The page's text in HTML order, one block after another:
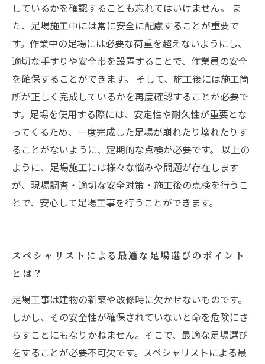
しているかを確認することも忘れてはいけません。 ま
た、足場施工中には常に安全に配慮することが重要で
す。作業中の足場には必要な荷重を超えないようにし、
適切な手すりや安全帯を設置することで、作業員の安全
を確保することができます。 そして、施工後には施工箇
所が正しく完成しているかを再度確認することが必要で
す。足場を使用する際には、安定性や耐久性が重要とな
ってくるため、一度完成した足場が崩れたり壊れたりす
ることがないように、定期的な点検が必要です。 以上の
ように、足場施工には様々な悩みや問題が存在します
が、現場調査・適切な安全対策・施工後の点検を行うこ
とで、安心して足場工事を行うことができます。
スペシャリストによる最適な足場選びのポイント
とは？
足場工事は建物の新築や改修時に欠かせないものです。
しかし、その安全性が確保されていないと命を危険にさ
らすことにもなりかねません。そこで、最適な足場選び
をすることが必要不可欠です。スペシャリストによる最